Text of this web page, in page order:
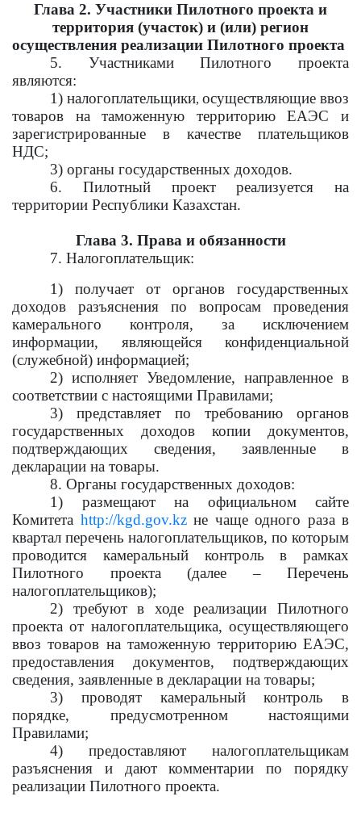
Глава 2. Участники Пилотного проекта и
территория (участок) и (или) регион
осуществления реализации Пилотного проекта
5. Участниками Пилотного проекта
являются:
1) налогоплательщики, осуществляющие ввоз
товаров на таможенную территорию ЕАЭС и
зарегистрированные в качестве плательщиков
НДС;
3) органы государственных доходов.
6. Пилотный проект реализуется на
территории Республики Казахстан.
Глава 3. Права и обязанности
7. Налогоплательщик:
1) получает от органов государственных
доходов разъяснения по вопросам проведения
камерального контроля, за исключением
информации, являющейся конфиденциальной
(служебной) информацией;
2) исполняет Уведомление, направленное в
соответствии с настоящими Правилами;
3) представляет по требованию органов
государственных доходов копии документов,
подтверждающих сведения, заявленные в
декларации на товары.
8. Органы государственных доходов:
1) размещают на официальном сайте
Комитета http://kgd.gov.kzне чаще одного раза в
квартал перечень налогоплательщиков, по которым
проводится камеральный контроль в рамках
Пилотного проекта (далее – Перечень
налогоплательщиков);
2) требуют в ходе реализации Пилотного
проекта от налогоплательщика, осуществляющего
ввоз товаров на таможенную территорию ЕАЭС,
предоставления документов, подтверждающих
сведения, заявленные в декларации на товары;
3) проводят камеральный контроль в
порядке, предусмотренном настоящими
Правилами;
4) предоставляют налогоплательщикам
разъяснения и дают комментарии по порядку
реализации Пилотного проекта.